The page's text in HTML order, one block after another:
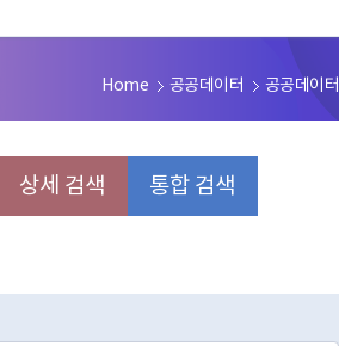
Home 공공데이터 공공데이터
상세 검색 통합 검색